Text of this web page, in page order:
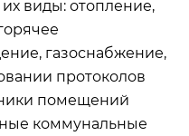
виды: отопление,
газоснабжение,
протоколов
помещений
коммунальные